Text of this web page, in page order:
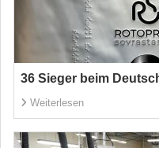
36 Sieger beim
Weiterlesen